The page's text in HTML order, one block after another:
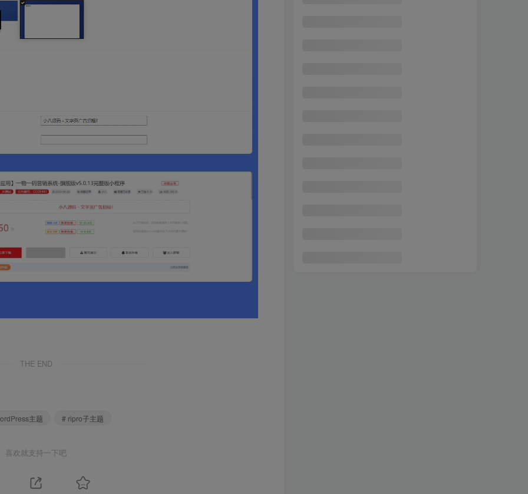
THE END
主题 # ripro子主题
喜欢就支持一下吧